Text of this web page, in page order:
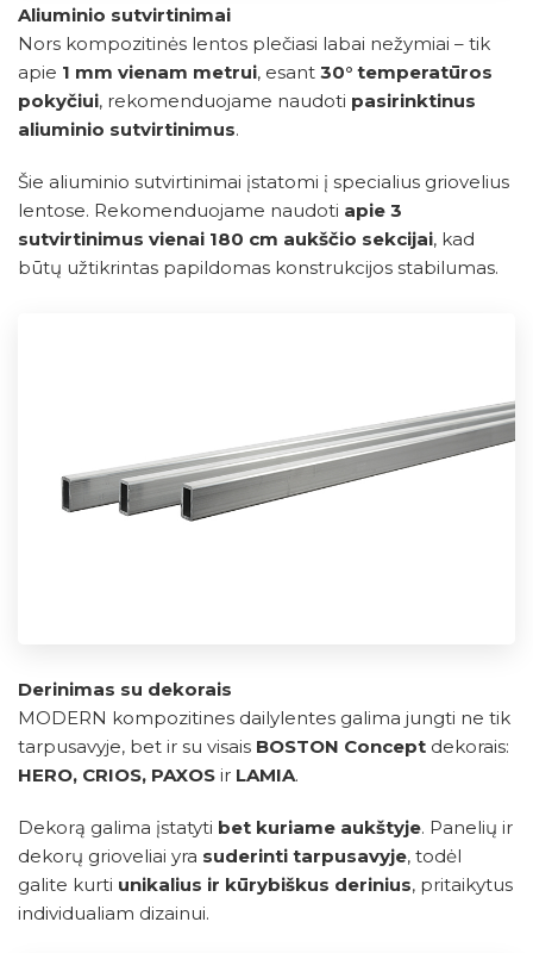
Aliuminio sutvirtinimai
Nors kompozitinės lentos plečiasi labai nežymiai – tik
apie 1 mm vienam metrui, esant 30° temperatūros
pokyčiui, rekomenduojame naudoti pasirinktinus
aliuminio sutvirtinimus.
Šie aliuminio sutvirtinimai įstatomi į specialius griovelius
lentose. Rekomenduojame naudoti apie 3
sutvirtinimus vienai 180 cm aukščio sekcijai, kad
būtų užtikrintas papildomas konstrukcijos stabilumas.
Derinimas su dekorais
MODERN kompozitines dailylentes galima jungti ne tik
tarpusavyje, bet ir su visais BOSTON Concept dekorais:
HERO, CRIOS, PAXOS ir LAMIA.
Dekorą galima įstatyti bet kuriame aukštyje. Panelių ir
dekorų grioveliai yra suderinti tarpusavyje, todėl
galite kurti unikalius ir kūrybiškus derinius, pritaikytus
individualiam dizainui.